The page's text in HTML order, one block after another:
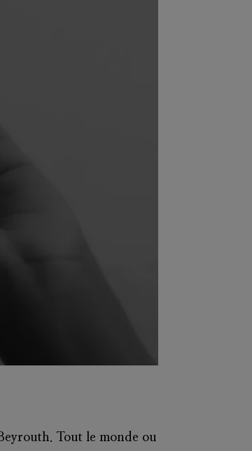
Tout le monde ou